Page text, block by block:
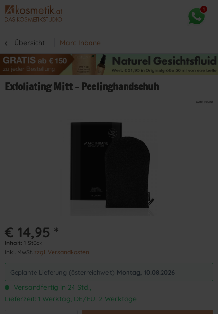
Übersicht Marc Inbane
Exfoliating Mitt - Peelinghandschuh
€ 14,95 *
Inhalt: 1 Stück
inkl. MwSt. zzgl. Versandkosten
Geplante Lieferung (österreichweit) Montag, 10.08.2026
Versandfertig in 24 Std.,
Lieferzeit: 1 Werktag, DE/EU: 2 Werktage